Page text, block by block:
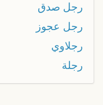
رجل صدق
رجل عجوز
رجلاوي
رجلة